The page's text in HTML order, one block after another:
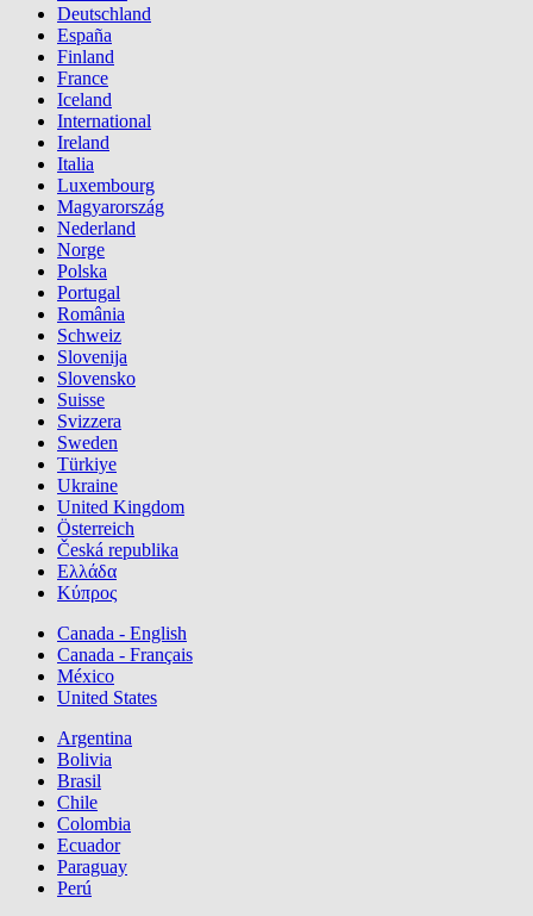
Deutschland
España
Finland
France
Iceland
International
Ireland
Italia
Luxembourg
Magyarország
Nederland
Norge
Polska
Portugal
România
Schweiz
Slovenija
Slovensko
Suisse
Svizzera
Sweden
Türkiye
Ukraine
United Kingdom
Österreich
Česká republika
Ελλάδα
Κύπρος
Canada - English
Canada - Français
México
United States
Argentina
Bolivia
Brasil
Chile
Colombia
Ecuador
Paraguay
Perú